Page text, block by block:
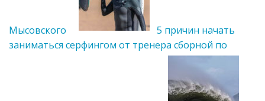
Мысовского
5 причин начать
заниматься серфингом от тренера сборной по